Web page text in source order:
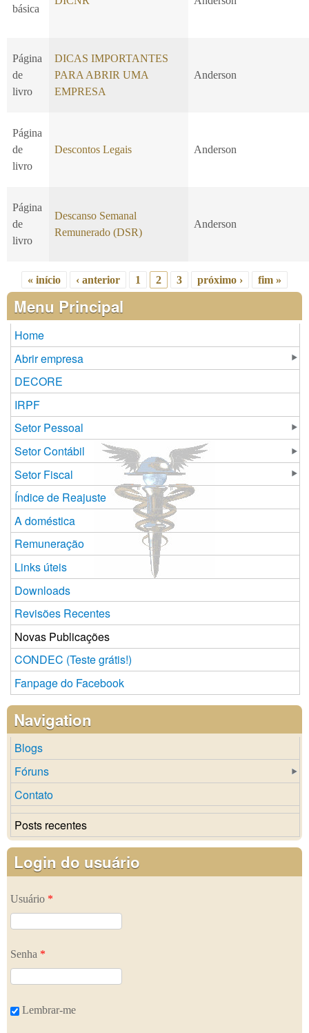
básica
Página
de
livro
DICAS IMPORTANTES
PARA ABRIR UMA
EMPRESA
Anderson
Página
de
livro
Descontos Legais Anderson
Página
de
livro
Descanso Semanal
Remunerado (DSR)
Anderson
Páginas
« início ‹ anterior 1 2 3 próximo › fim »
Menu Principal
Home
Abrir empresa
DECORE
IRPF
Setor Pessoal
Setor Contábil
Setor Fiscal
Índice de Reajuste
A doméstica
Remuneração
Links úteis
Downloads
Revisões Recentes
Novas Publicações
CONDEC (Teste grátis!)
Fanpage do Facebook
Navigation
Blogs
Fóruns
Contato
Posts recentes
Login do usuário
Usuário *
Senha *
Lembrar-me